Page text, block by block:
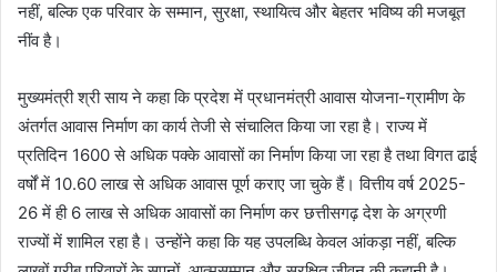
नहीं, बल्कि एक परिवार के सम्मान, सुरक्षा, स्थायित्व और बेहतर भविष्य की मजबूत
नींव है।
मुख्यमंत्री श्री साय ने कहा कि प्रदेश में प्रधानमंत्री आवास योजना-ग्रामीण के
अंतर्गत आवास निर्माण का कार्य तेजी से संचालित किया जा रहा है। राज्य में
प्रतिदिन 1600 से अधिक पक्के आवासों का निर्माण किया जा रहा है तथा विगत ढाई
वर्षों में 10.60 लाख से अधिक आवास पूर्ण कराए जा चुके हैं। वित्तीय वर्ष 2025-
26 में ही 6 लाख से अधिक आवासों का निर्माण कर छत्तीसगढ़ देश के अग्रणी
राज्यों में शामिल रहा है। उन्होंने कहा कि यह उपलब्धि केवल आंकड़ा नहीं, बल्कि